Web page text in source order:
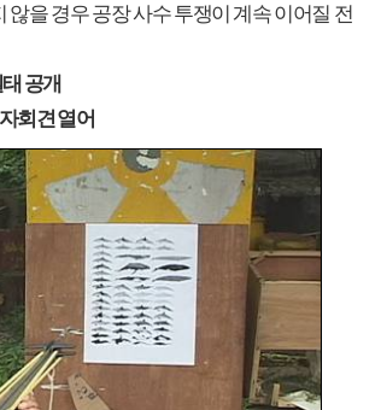
을 경우 공장 사수 투쟁이 계속 이어질 전
공개
회견 열어